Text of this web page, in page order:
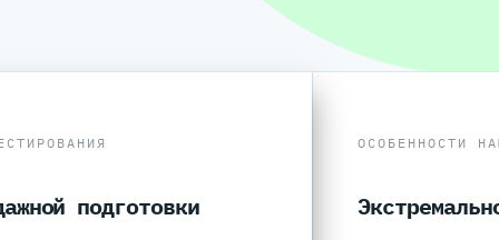
подготовки
ОСОБЕННОСТИ